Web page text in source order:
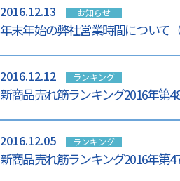
2016.12.13 お知らせ
年末年始の弊社営業時間について（
2016.12.12 ランキング
新商品売れ筋ランキング2016年第
2016.12.05 ランキング
新商品売れ筋ランキング2016年第